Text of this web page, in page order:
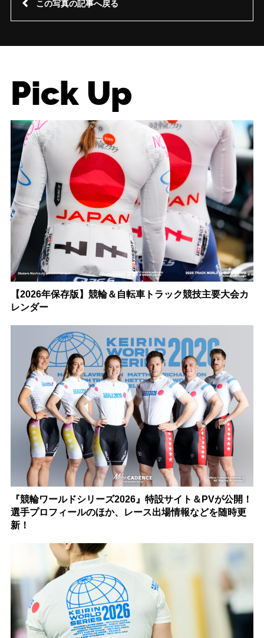
この写真の記事へ戻る
Pick Up
【2026年保存版】競輪＆自転車トラック競技主要大会カ
レンダー
『競輪ワールドシリーズ2026』特設サイト＆PVが公開！
選手プロフィールのほか、レース出場情報などを随時更
新！